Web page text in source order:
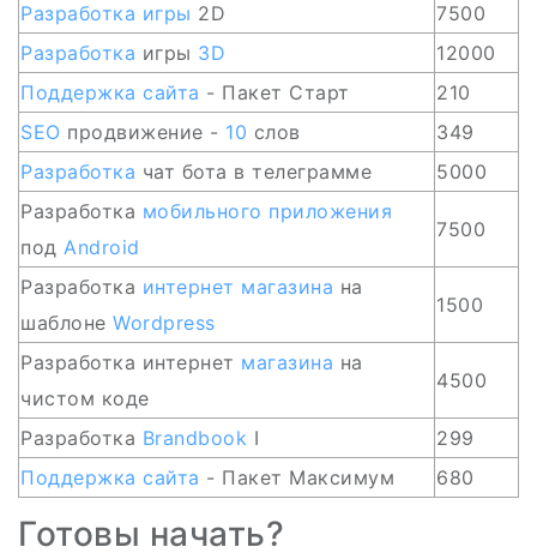
Разработка игры 2D
7500
Разработка игры 3D
12000
Поддержка сайта - Пакет Старт
210
SEO продвижение - 10 слов
349
Разработка чат бота в телеграмме
5000
Разработка мобильного приложения
под Android
7500
Разработка интернет магазина на
шаблоне Wordpress
1500
Разработка интернет магазина на
чистом коде
4500
Разработка Brandbook I
299
Поддержка сайта - Пакет Максимум 680
Готовы начать?